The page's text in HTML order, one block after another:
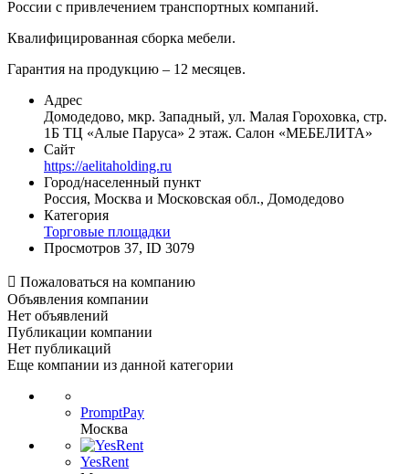
России с привлечением транспортных компаний.
Квалифицированная сборка мебели.
Гарантия на продукцию – 12 месяцев.
Адрес
Домодедово, мкр. Западный, ул. Малая Гороховка, стр.
1Б ТЦ «Алые Паруса» 2 этаж. Салон «МЕБЕЛИТА»
Сайт
https://aelitaholding.ru
Город/населенный пункт
Россия, Москва и Московская обл., Домодедово
Категория
Торговые площадки
Просмотров 37, ID 3079
 Пожаловаться на компанию
Объявления компании
Нет объявлений
Публикации компании
Нет публикаций
Еще компании из данной категории
PromptPay
Москва
YesRent